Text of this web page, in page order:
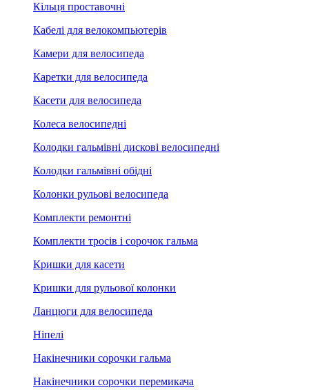
Кільця проставочні
Кабелі для велокомпьютерів
Камери для велосипеда
Каретки для велосипеда
Касети для велосипеда
Колеса велосипедні
Колодки гальмівні дискові велосипедні
Колодки гальмівні обідні
Колонки рульові велосипеда
Комплекти ремонтні
Комплекти тросів і сорочок гальма
Кришки для касети
Кришки для рульової колонки
Ланцюги для велосипеда
Ніпелі
Накінечники сорочки гальма
Накінечники сорочки перемикача